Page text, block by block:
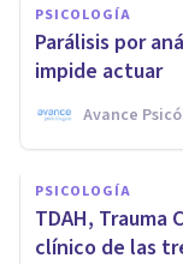
PSICOLOGÍA
Parálisis por
impide actuar
Avance
PSICOLOGÍA
TDAH, Trauma
clínico de las